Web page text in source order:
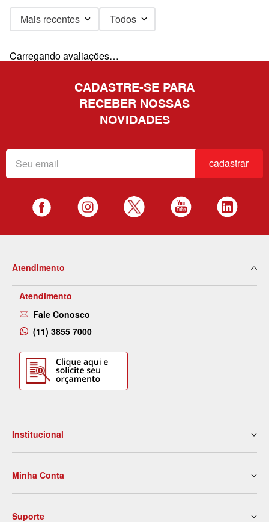
Mais recentes Todos
Carregando avaliações…
CADASTRE-SE PARA
RECEBER NOSSAS
NOVIDADES
cadastrar
Atendimento
Atendimento
Fale Conosco
(11) 3855 7000
Institucional
Nossas Lojas
Serviços
Minha Conta
2ª Via de Boleto
Suporte